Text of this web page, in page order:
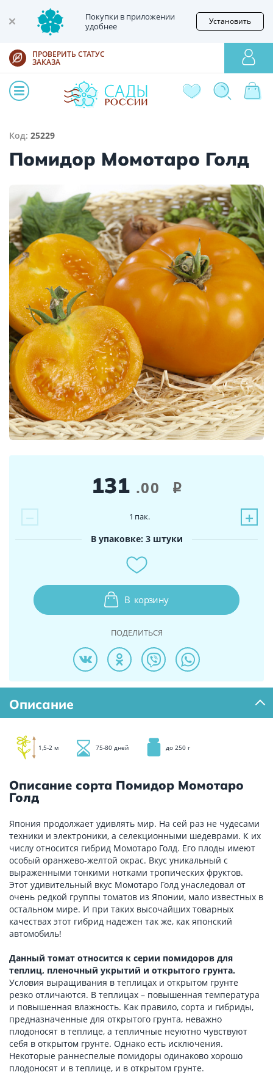
Покупки в приложении
удобнее
Установить
ПРОВЕРИТЬ СТАТУС
ЗАКАЗА
Код: 25229
Помидор Момотаро Голд
131 .00 i
− +
1 пак.
В упаковке: 3 штуки
В корзину
ПОДЕЛИТЬСЯ
Описание
1,5-2 м 75-80 дней до 250 г
Описание сорта Помидор Момотаро
Голд
Япония продолжает удивлять мир. На сей раз не чудесами
техники и электроники, а селекционными шедеврами. К их
числу относится гибрид Момотаро Голд. Его плоды имеют
особый оранжево-желтой окрас. Вкус уникальный с
выраженными тонкими нотками тропических фруктов.
Этот удивительный вкус Момотаро Голд унаследовал от
очень редкой группы томатов из Японии, мало известных в
остальном мире. И при таких высочайших товарных
качествах этот гибрид надежен так же, как японский
автомобиль!
Данный томат относится к серии помидоров для
теплиц, пленочный укрытий и открытого грунта.
Условия выращивания в теплицах и открытом грунте
резко отличаются. В теплицах – повышенная температура
и повышенная влажность. Как правило, сорта и гибриды,
предназначенные для открытого грунта, неважно
плодоносят в теплице, а тепличные неуютно чувствуют
себя в открытом грунте. Однако есть исключения.
Некоторые раннеспелые помидоры одинаково хорошо
плодоносят и в теплице, и в открытом грунте.